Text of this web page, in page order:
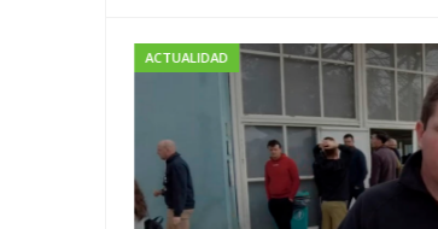
ACTUALIDAD